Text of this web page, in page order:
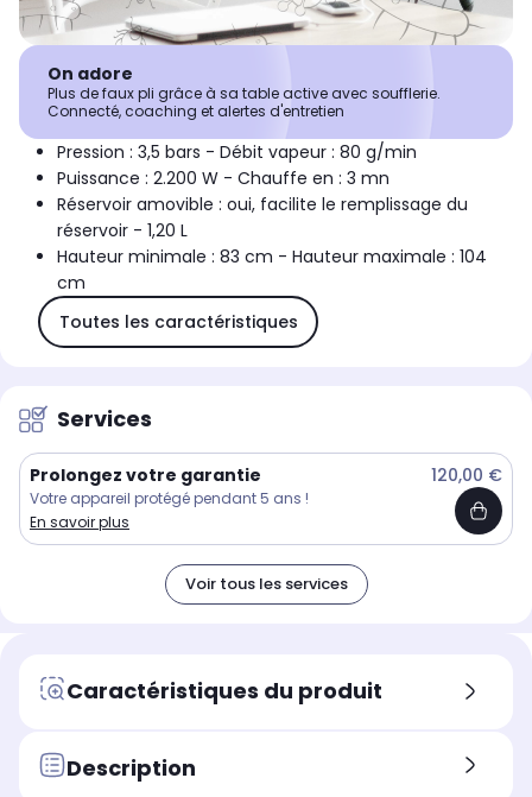
On adore
Plus de faux pli grâce à sa table active avec soufflerie.
Connecté, coaching et alertes d'entretien
Pression : 3,5 bars - Débit vapeur : 80 g/min
Puissance : 2.200 W - Chauffe en : 3 mn
Réservoir amovible : oui, facilite le remplissage du
réservoir - 1,20 L
Hauteur minimale : 83 cm - Hauteur maximale : 104
cm
Toutes les caractéristiques
Services
Prolongez votre garantie 120,00 €
Votre appareil protégé pendant 5 ans !
En savoir plus
Voir tous les services
Caractéristiques du produit
Description